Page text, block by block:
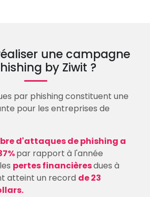
une campagne
by Ziwit ?
par phishing constituent une
pour les entreprises de
d'attaques de phishing a
par rapport à l'année
pertes financièresdues à
atteint un record de 23